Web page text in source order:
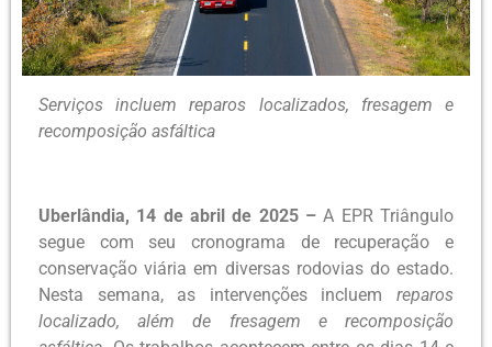
Serviços incluem reparos localizados, fresagem e
recomposição asfáltica
Uberlândia, 14 de abril de 2025 –A EPR Triângulo
segue com seu cronograma de recuperação e
conservação viária em diversas rodovias do estado.
Nesta semana, as intervenções incluem reparos
localizado, além de fresagem e recomposição